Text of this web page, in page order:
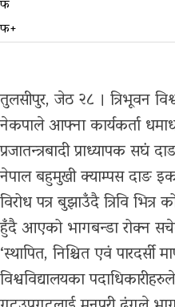
सम्पादकीय
शिक्षा
स्वास्थ्य
साहित्य
भिडियो
ग्यालरी
फ
फ+
तुलसीपुर, जेठ २८ । त्रिभूवन
नेकपाले आफ्ना कार्यकर्ता
प्रजातन्त्रबादी प्राध्यापक
नेपाल बहुमुखी क्याम्पस दाङ
विरोध पत्र बुझाउँदै त्रिवि
हुँदै आएको भागबन्डा रोक्न
‘स्थापित, निश्चित एवं पारदर्सी
विश्वविद्यालयका